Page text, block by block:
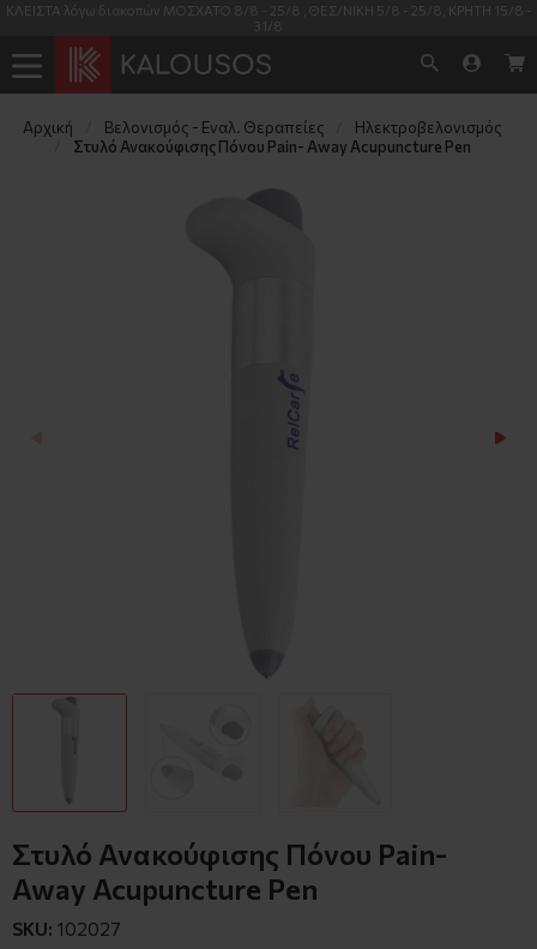
ΚΛΕΙΣΤΑ λόγω διακοπών ΜΟΣΧΑΤΟ 8/8 - 25/8 , ΘΕΣ/ΝΙΚΗ 5/8 - 25/8, ΚΡΗΤΗ 15/8 -
31/8
Αρχική Βελονισμός - Εναλ. Θεραπείες
Ηλεκτροβελονισμός
Στυλό Ανακούφισης Πόνου Pain- Away Acupuncture Pen
Στυλό Ανακούφισης Πόνου Pain-
Away Acupuncture Pen
SKU: 102027